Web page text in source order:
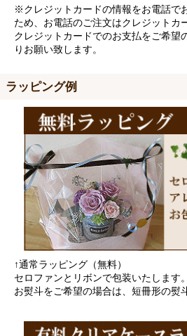
※クレジットカードの情報をお電話で
ため、お電話のご注文はクレジットカ
クレジットカードでのお支払をご希望
りお願い致します。
ラッピング例
↑通常ラッピング（無料）
セロファンとリボンで包装いたします。
お熨斗をご希望の場合は、短冊形の熨